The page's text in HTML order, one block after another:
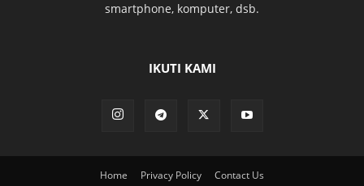
smartphone, komputer, dsb.
IKUTI KAMI
Home Privacy Policy Contact Us